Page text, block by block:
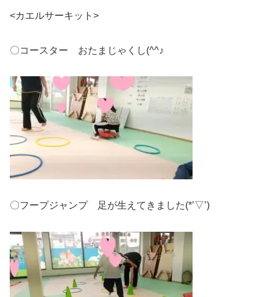
<カエルサーキット>
〇コースター おたまじゃくし(^^♪
〇フープジャンプ 足が生えてきました(*’▽’)